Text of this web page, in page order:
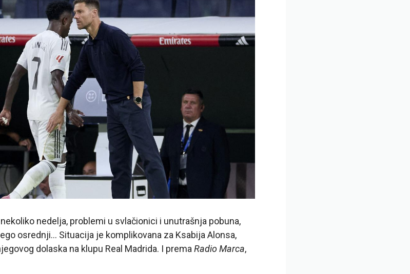
nedelja, problemi u svlačionici i unutrašnja pobuna,
osrednji… Situacija je komplikovana za Ksabija Alonsa,
dolaska na klupu Real Madrida. I prema Radio Marca,